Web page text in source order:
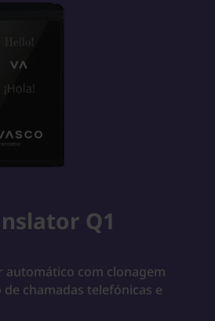
Q1
automático com clonagem
chamadas telefónicas e